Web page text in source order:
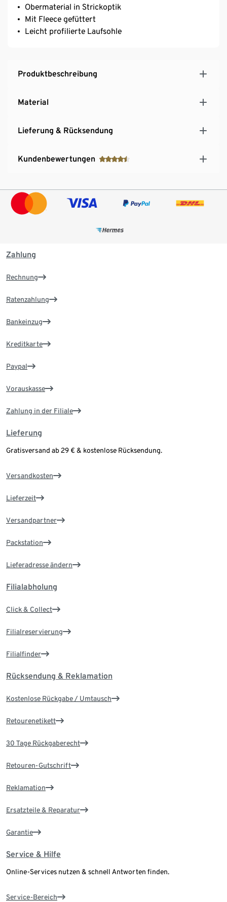
Obermaterial in Strickoptik
Mit Fleece gefüttert
Leicht profilierte Laufsohle
Produktbeschreibung
Material
Lieferung & Rücksendung
Kundenbewertungen
Zahlung
Rechnung
Ratenzahlung
Bankeinzug
Kreditkarte
Paypal
Vorauskasse
Zahlung in der Filiale
Lieferung
Gratisversand ab 29 € & kostenlose Rücksendung.
Versandkosten
Lieferzeit
Versandpartner
Packstation
Lieferadresse ändern
Filialabholung
Click & Collect
Filialreservierung
Filialfinder
Rücksendung & Reklamation
Kostenlose Rückgabe / Umtausch
Retourenetikett
30 Tage Rückgaberecht
Retouren-Gutschrift
Reklamation
Ersatzteile & Reparatur
Garantie
Service & Hilfe
Online-Services nutzen & schnell Antworten finden.
Service-Bereich